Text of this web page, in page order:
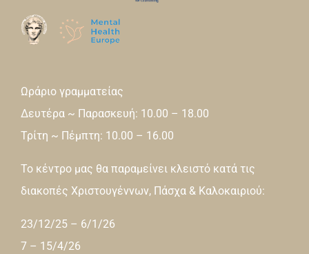
Ωράριο γραμματείας
Δευτέρα ~ Παρασκευή: 10.00 – 18.00
Τρίτη ~ Πέμπτη: 10.00 – 16.00
Το κέντρο μας θα παραμείνει κλειστό κατά τις
διακοπές Χριστουγέννων, Πάσχα & Καλοκαιριού:
23/12/25 – 6/1/26
7 – 15/4/26